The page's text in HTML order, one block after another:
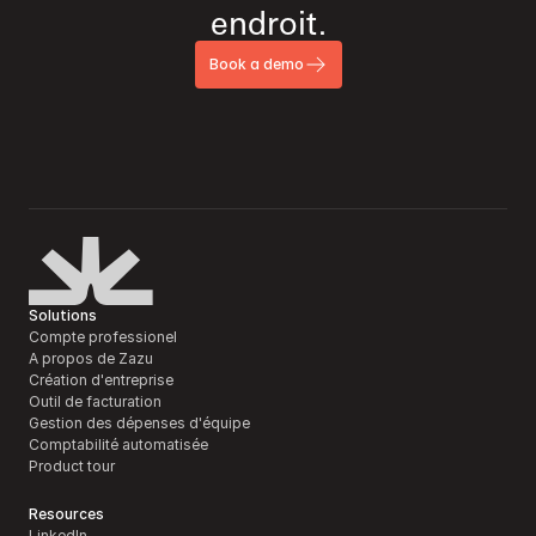
endroit.
Book a demo
Solutions
Compte professionel
A propos de Zazu
Création d'entreprise
Outil de facturation
Gestion des dépenses d'équipe
Comptabilité automatisée
Product tour
Resources